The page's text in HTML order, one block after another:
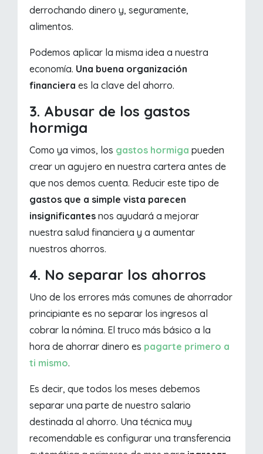
derrochando dinero y, seguramente,
alimentos.
Podemos aplicar la misma idea a nuestra
economía. Una buena organización
financiera es la clave del ahorro.
3. Abusar de los gastos
hormiga
Como ya vimos, los gastos hormiga pueden
crear un agujero en nuestra cartera antes de
que nos demos cuenta. Reducir este tipo de
gastos que a simple vista parecen
insignificantes nos ayudará a mejorar
nuestra salud financiera y a aumentar
nuestros ahorros.
4. No separar los ahorros
Uno de los errores más comunes de ahorrador
principiante es no separar los ingresos al
cobrar la nómina. El truco más básico a la
hora de ahorrar dinero es pagarte primero a
ti mismo.
Es decir, que todos los meses debemos
separar una parte de nuestro salario
destinada al ahorro. Una técnica muy
recomendable es configurar una transferencia